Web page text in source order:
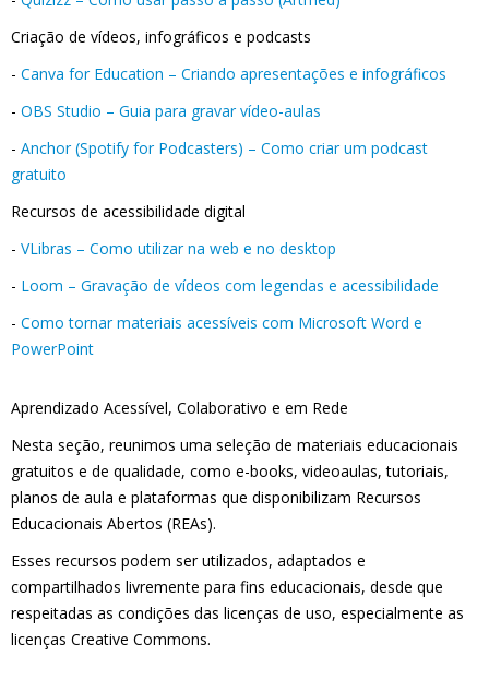
Criação de vídeos, infográficos e podcasts
- Canva for Education – Criando apresentações e infográficos
- OBS Studio – Guia para gravar vídeo-aulas
- Anchor (Spotify for Podcasters) – Como criar um podcast
gratuito
Recursos de acessibilidade digital
- VLibras – Como utilizar na web e no desktop
- Loom – Gravação de vídeos com legendas e acessibilidade
- Como tornar materiais acessíveis com Microsoft Word e
PowerPoint
Aprendizado Acessível, Colaborativo e em Rede
Nesta seção, reunimos uma seleção de materiais educacionais
gratuitos e de qualidade, como e-books, videoaulas, tutoriais,
planos de aula e plataformas que disponibilizam Recursos
Educacionais Abertos (REAs).
Esses recursos podem ser utilizados, adaptados e
compartilhados livremente para fins educacionais, desde que
respeitadas as condições das licenças de uso, especialmente as
licenças Creative Commons.